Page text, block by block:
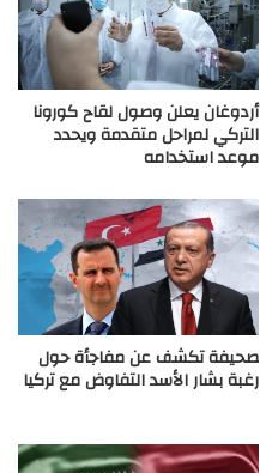
أردوغان يعلن وصول لقاح كورونا
التركي لمراحل متقدمة ويحدد
موعد استخدامه
صحيفة تكشف عن مفاجأة حول
رغبة بشار الأسد التفاوض مع تركيا